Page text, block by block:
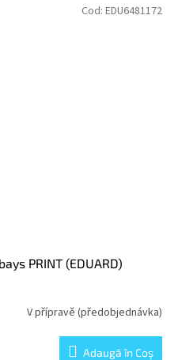
PRINT (EDUARD)
V přípravě (předobjednávka)
Adaugă în Coş
Cod: EDU6481172